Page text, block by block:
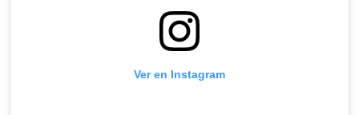
Ver en Instagram